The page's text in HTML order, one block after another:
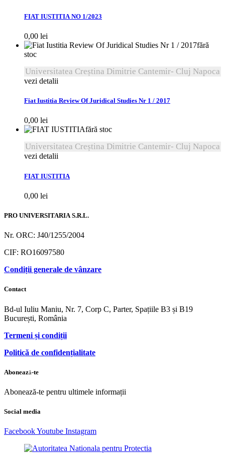
FIAT IUSTITIA NO 1/2023
0,00 lei
fără
stoc
Universitatea Creștina Dimitrie Cantemir- Cluj Napoca
vezi detalii
Fiat Iustitia Review Of Juridical Studies Nr 1 / 2017
0,00 lei
fără stoc
Universitatea Creștina Dimitrie Cantemir- Cluj Napoca
vezi detalii
FIAT IUSTITIA
0,00 lei
PRO UNIVERSITARIA S.R.L.
Nr. ORC: J40/1255/2004
CIF: RO16097580
Condiții generale de vânzare
Contact
Bd-ul Iuliu Maniu, Nr. 7, Corp C, Parter, Spațiile B3 și B19
București, România
Termeni și condiții
Politică de confidențialitate
Abonează-te
Abonează-te pentru ultimele informații
Social media
FacebookYoutube Instagram